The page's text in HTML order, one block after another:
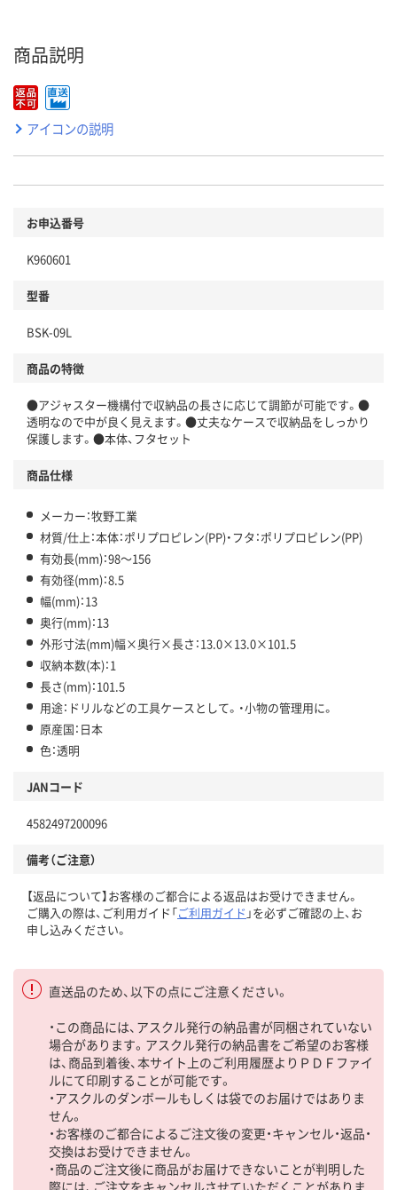
商品説明
アイコンの説明
お申込番号
K960601
型番
BSK-09L
商品の特徴
●アジャスター機構付で収納品の長さに応じて調節が可能です。●
透明なので中が良く見えます。●丈夫なケースで収納品をしっかり
保護します。●本体、フタセット
商品仕様
メーカー：牧野工業
材質/仕上：本体：ポリプロピレン(PP)・フタ：ポリプロピレン(PP)
有効長(mm)：98～156
有効径(mm)：8.5
幅(mm)：13
奥行(mm)：13
外形寸法(mm)幅×奥行×長さ：13.0×13.0×101.5
収納本数(本)：1
長さ(mm)：101.5
用途：ドリルなどの工具ケースとして。・小物の管理用に。
原産国：日本
色：透明
JANコード
4582497200096
備考（ご注意）
【返品について】お客様のご都合による返品はお受けできません。
ご購入の際は、ご利用ガイド「ご利用ガイド 」を必ずご確認の上、お
申し込みください。
直送品のため、以下の点にご注意ください。
・この商品には、アスクル発行の納品書が同梱されていない
場合があります。アスクル発行の納品書をご希望のお客様
は、商品到着後、本サイト上のご利用履歴よりＰＤＦファイ
ルにて印刷することが可能です。
・アスクルのダンボールもしくは袋でのお届けではありま
せん。
・お客様のご都合によるご注文後の変更・キャンセル・返品・
交換はお受けできません。
・商品のご注文後に商品がお届けできないことが判明した
際には、ご注文をキャンセルさせていただくことがありま